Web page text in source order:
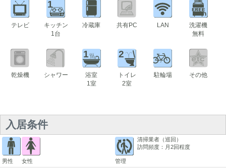
テレビ
1
キッチン
1台
冷蔵庫 共有PC LAN
洗濯機
無料
乾燥機 シャワー
1
浴室
1室
2
トイレ
2室
駐輪場 その他
入居条件
男性 女性 管理
清掃業者（巡回）
訪問頻度：月2回程度